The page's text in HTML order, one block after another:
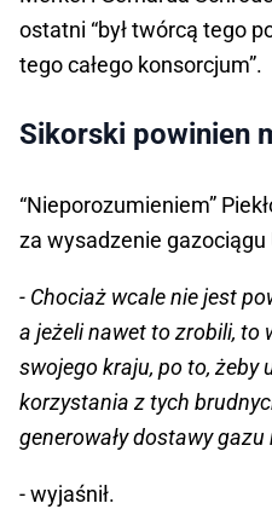
ostatni “był twórcą tego
tego całego konsorcjum”.
Sikorski powinien
“Nieporozumieniem”
za wysadzenie gazociągu
- Chociaż wcale nie jest
a jeżeli nawet to zrobili, to
swojego kraju, po to, żeby
korzystania z tych
generowały dostawy
- wyjaśnił.